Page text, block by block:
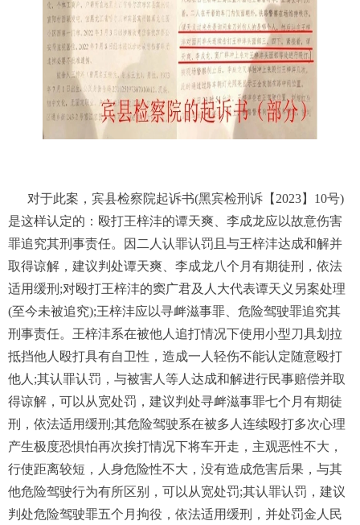
对于此案，宾县检察院起诉书(黑宾检刑诉【2023】10号)
是这样认定的：殴打王梓沣的谭天爽、李成龙应以故意伤害
罪追究其刑事责任。因二人认罪认罚且与王梓沣达成和解并
取得谅解，建议判处谭天爽、李成龙八个月有期徒刑，依法
适用缓刑;对殴打王梓沣的窦广君及人大代表谭天义另案处理
(至今未被追究);王梓沣应以寻衅滋事罪、危险驾驶罪追究其
刑事责任。王梓沣系在被他人追打情况下使用小型刀具划拉
抵挡他人殴打具有自卫性，造成一人轻伤不能认定随意殴打
他人;其认罪认罚，与被害人等人达成和解进行民事赔偿并取
得谅解，可以从宽处罚，建议判处寻衅滋事罪七个月有期徒
刑，依法适用缓刑;其危险驾驶系在被多人连续殴打多次心理
产生极度恐惧怕再次挨打情况下将车开走，主观恶性不大，
行使距离较短，人身危险性不大，没有造成危害后果，与其
他危险驾驶行为有所区别，可以从宽处罚;其认罪认罚，建议
判处危险驾驶罪五个月拘役，依法适用缓刑，并处罚金人民